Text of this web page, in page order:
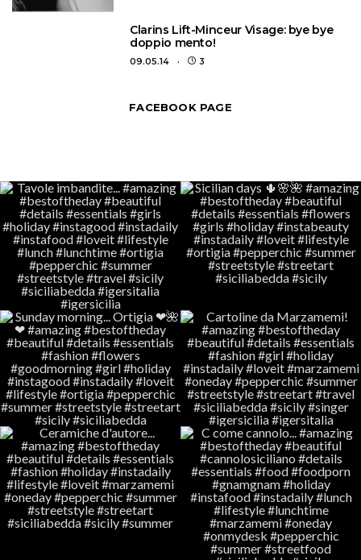
Clarins Lift-Minceur Visage: bye bye
doppio mento!
09.05.14 3
FACEBOOK PAGE